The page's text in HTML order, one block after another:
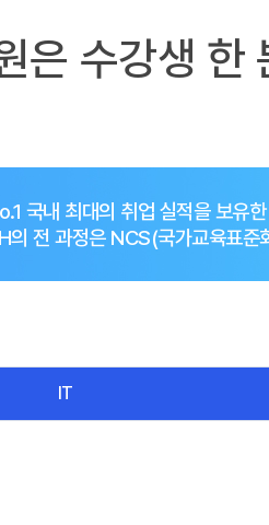
은 수강생 한
국내 최대의 취업 실적을 보유
의 전 과정은 NCS(국가교육표준
IT